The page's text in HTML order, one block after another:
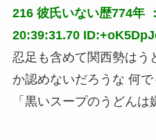
216 彼氏いない歴774年
20:39:31.70
忍足も含めて関西勢はう
か認めないだろうな 何
「黒いスープのうどん